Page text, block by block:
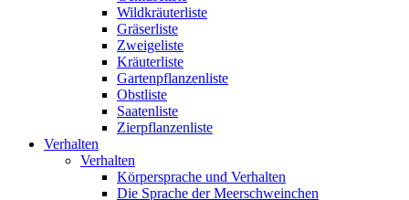
Wildkräuterliste
Gräserliste
Zweigeliste
Kräuterliste
Gartenpflanzenliste
Obstliste
Saatenliste
Zierpflanzenliste
Verhalten
Verhalten
Körpersprache und Verhalten
Die Sprache der Meerschweinchen